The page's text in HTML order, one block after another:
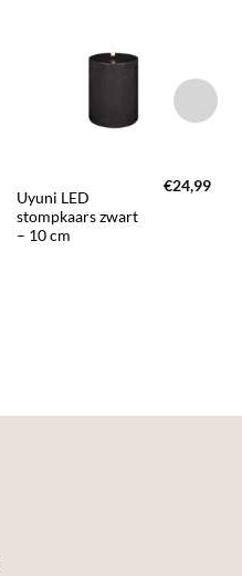
FAVORIETEN
Uyuni LED
stompkaars zwart
– 10 cm
€24,99